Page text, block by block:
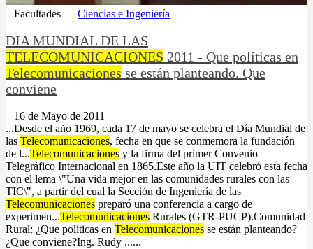
Facultades Ciencias e Ingeniería
DIA MUNDIAL DE LAS
TELECOMUNICACIONES 2011 - Que políticas en
Telecomunicaciones se están planteando. Que
conviene
16 de Mayo de 2011
...Desde el año 1969, cada 17 de mayo se celebra el Día Mundial de
las Telecomunicaciones, fecha en que se conmemora la fundación
de l...Telecomunicaciones y la firma del primer Convenio
Telegráfico Internacional en 1865.Este año la UIT celebró esta fecha
con el lema \"Una vida mejor en las comunidades rurales con las
TIC\", a partir del cual la Sección de Ingeniería de las
Telecomunicaciones preparó una conferencia a cargo de
experimen...Telecomunicaciones Rurales (GTR-PUCP).Comunidad
Rural: ¿Que políticas en Telecomunicaciones se están planteando?
¿Que conviene?Ing. Rudy ......